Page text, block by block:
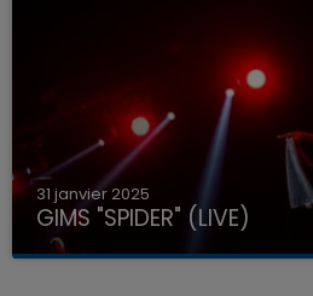
31 janvier 2025
GIMS "SPIDER" (LIVE)